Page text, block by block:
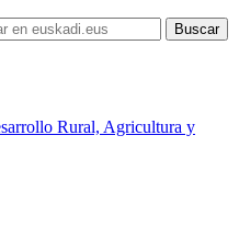
Rural, Agricultura y